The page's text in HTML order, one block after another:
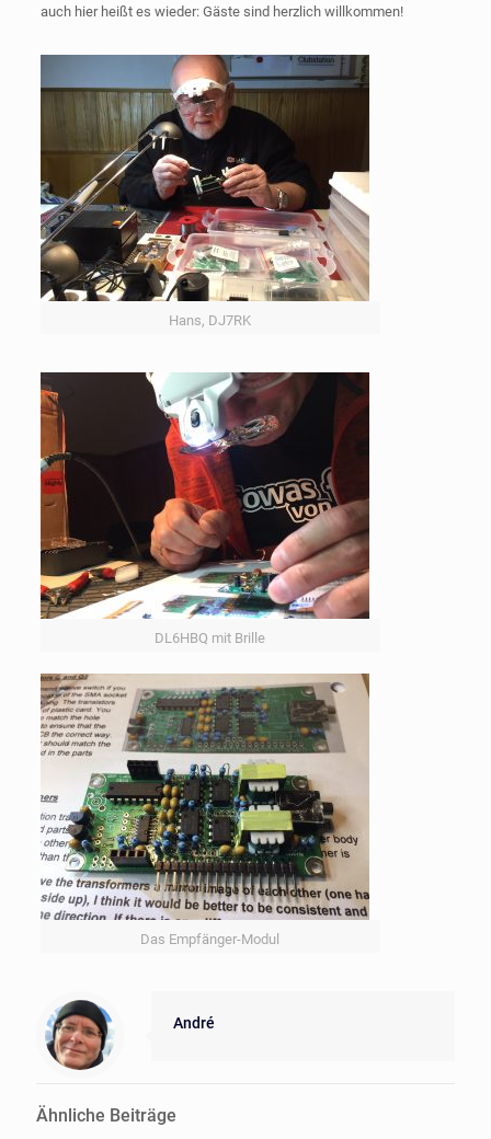
auch hier heißt es wieder: Gäste sind herzlich willkommen!
Hans, DJ7RK
DL6HBQ mit Brille
Das Empfänger-Modul
André
Ähnliche Beiträge